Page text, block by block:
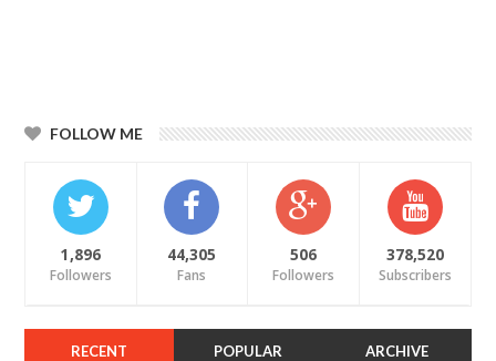
FOLLOW ME
1,896
Followers
44,305
Fans
506
Followers
378,520
Subscribers
RECENT POPULAR ARCHIVE